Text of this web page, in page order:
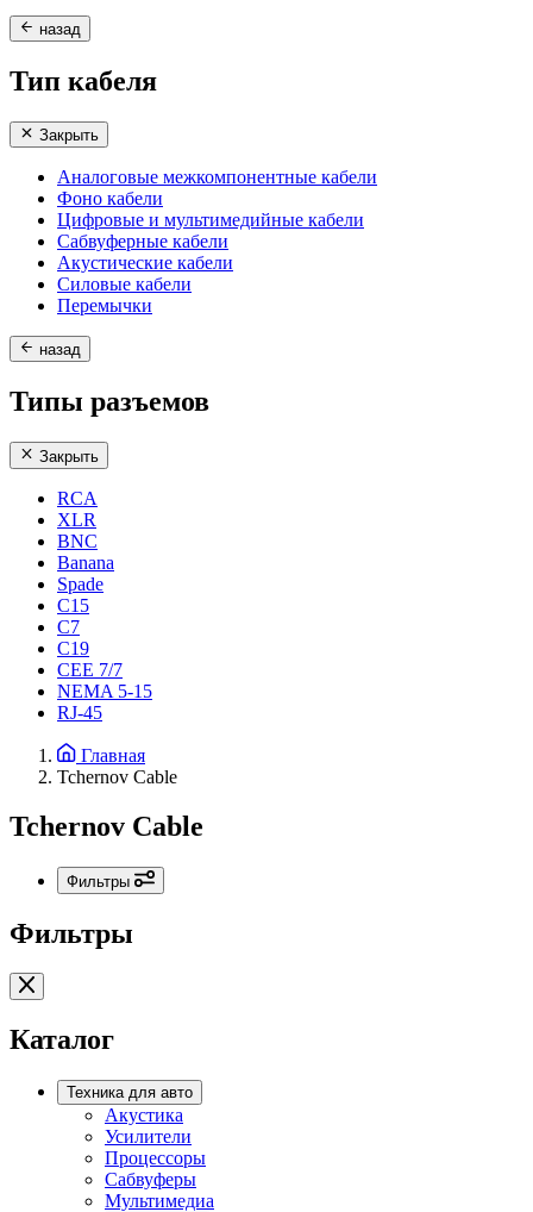
назад
Тип кабеля
Закрыть
Аналоговые межкомпонентные кабели
Фоно кабели
Цифровые и мультимедийные кабели
Сабвуферные кабели
Акустические кабели
Силовые кабели
Перемычки
назад
Типы разъемов
Закрыть
RCA
XLR
BNC
Banana
Spade
C15
С7
C19
CEE 7/7
NEMA 5-15
RJ-45
Главная
Tchernov Cable
Tchernov Cable
Фильтры
Фильтры
Каталог
Техника для авто
Акустика
Усилители
Процессоры
Сабвуферы
Мультимедиа